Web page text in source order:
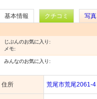
基本情報 クチコミ
写真
じぶんのお気に入り:
メモ:
みんなのお気に入り:
住所 荒尾市荒尾2061-4